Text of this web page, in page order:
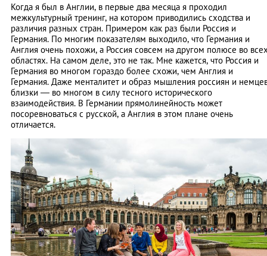
Когда я был в Англии, в первые два месяца я проходил
межкультурный тренинг, на котором приводились сходства и
различия разных стран. Примером как раз были Россия и
Германия. По многим показателям выходило, что Германия и
Англия очень похожи, а Россия совсем на другом полюсе во
областях. На самом деле, это не так. Мне кажется, что Россия и
Германия во многом гораздо более схожи, чем Англия и
Германия. Даже менталитет и образ мышления россиян и
близки — во многом в силу тесного исторического
взаимодействия. В Германии прямолинейность может
посоревноваться с русской, а Англия в этом плане очень
отличается.